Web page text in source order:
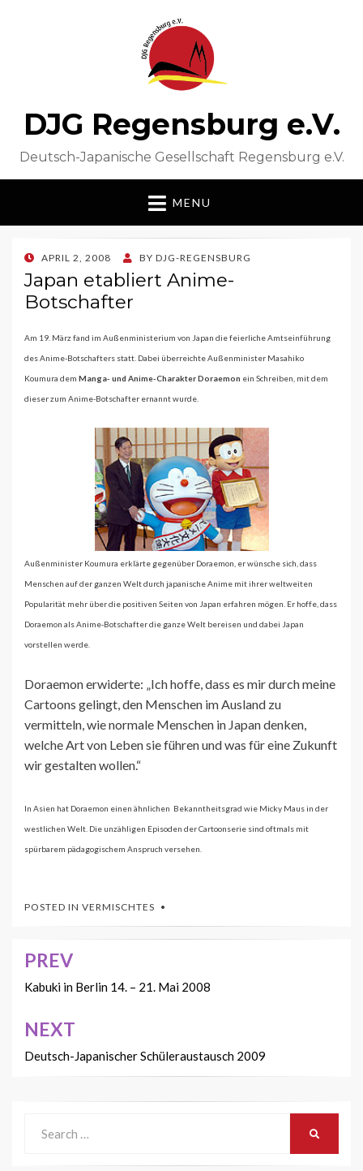
DJG Regensburg e.V.
Deutsch-Japanische Gesellschaft Regensburg e.V.
MENU
POSTED
ON
APRIL 2, 2008 BY DJG-REGENSBURG
Japan etabliert Anime-
Botschafter
Am 19. März fand im Außenministerium von Japan die feierliche Amtseinführung
des Anime-Botschafters statt. Dabei überreichte Außenminister Masahiko
Koumura dem Manga- und Anime-Charakter Doraemon ein Schreiben, mit dem
dieser zum Anime-Botschafter ernannt wurde.
Außenminister Koumura erklärte gegenüber Doraemon, er wünsche sich, dass
Menschen auf der ganzen Welt durch japanische Anime mit ihrer weltweiten
Popularität mehr über die positiven Seiten von Japan erfahren mögen. Er hoffe, dass
Doraemon als Anime-Botschafter die ganze Welt bereisen und dabei Japan
vorstellen werde.
Doraemon erwiderte: „Ich hoffe, dass es mir durch meine
Cartoons gelingt, den Menschen im Ausland zu
vermitteln, wie normale Menschen in Japan denken,
welche Art von Leben sie führen und was für eine Zukunft
wir gestalten wollen.“
In Asien hat Doraemon einen ähnlichen Bekanntheitsgrad wie Micky Maus in der
westlichen Welt. Die unzähligen Episoden der Cartoonserie sind oftmals mit
spürbarem pädagogischem Anspruch versehen.
POSTED IN VERMISCHTES
Beitrags-
Navigation
PREV
Kabuki in Berlin 14. – 21. Mai 2008
NEXT
Deutsch-Japanischer Schüleraustausch 2009
for: